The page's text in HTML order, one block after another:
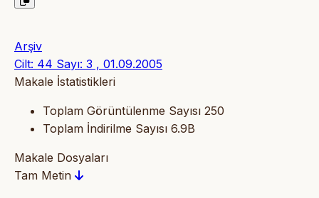
Arşiv
Cilt: 44 Sayı: 3 , 01.09.2005
Makale İstatistikleri
Toplam Görüntülenme Sayısı 250
Toplam İndirilme Sayısı 6.9B
Makale Dosyaları
Tam Metin